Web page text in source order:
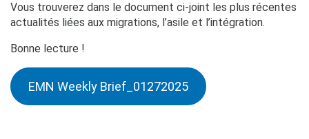
Vous trouverez dans le document ci-joint les plus récentes
actualités liées aux migrations, l’asile et l’intégration.
Bonne lecture !
EMN Weekly Brief_01272025